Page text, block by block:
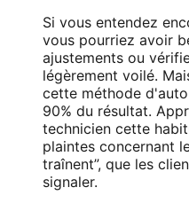
Si vous entendez
vous pourriez avoir
ajustements ou
légèrement voilé.
cette méthode
90% du résultat.
technicien cette
plaintes concernant
traînent”, que les
signaler.